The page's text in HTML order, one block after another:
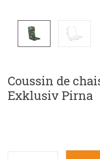
Coussin de
Exklusiv Pirna